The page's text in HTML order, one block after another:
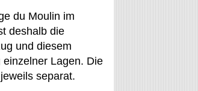
du Moulin im
deshalb die
und diesem
Lagen. Die
separat.